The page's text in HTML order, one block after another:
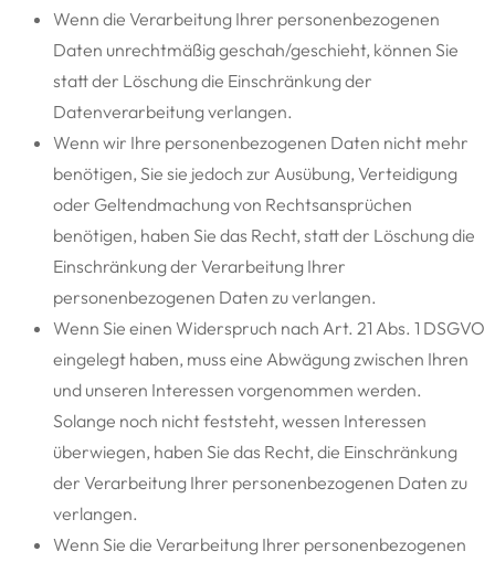
Wenn die Verarbeitung Ihrer personenbezogenen
Daten unrechtmäßig geschah/geschieht, können Sie
statt der Löschung die Einschränkung der
Datenverarbeitung verlangen.
Wenn wir Ihre personenbezogenen Daten nicht mehr
benötigen, Sie sie jedoch zur Ausübung, Verteidigung
oder Geltendmachung von Rechtsansprüchen
benötigen, haben Sie das Recht, statt der Löschung die
Einschränkung der Verarbeitung Ihrer
personenbezogenen Daten zu verlangen.
Wenn Sie einen Widerspruch nach Art. 21 Abs. 1 DSGVO
eingelegt haben, muss eine Abwägung zwischen Ihren
und unseren Interessen vorgenommen werden.
Solange noch nicht feststeht, wessen Interessen
überwiegen, haben Sie das Recht, die Einschränkung
der Verarbeitung Ihrer personenbezogenen Daten zu
verlangen.
Wenn Sie die Verarbeitung Ihrer personenbezogenen